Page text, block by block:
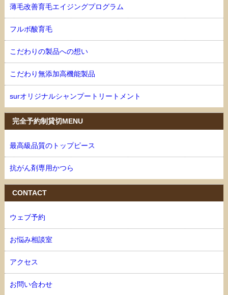
薄毛改善育毛エイジングプログラム
フルボ酸育毛
こだわりの製品への想い
こだわり無添加高機能製品
surオリジナルシャンプートリートメント
完全予約制貸切MENU
最高級品質のトップピース
抗がん剤専用かつら
CONTACT
ウェブ予約
お悩み相談室
アクセス
お問い合わせ